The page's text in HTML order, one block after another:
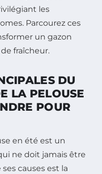
les
Parcourez ces
un gazon
fraîcheur.
DU
LA PELOUSE
POUR
en été est un
ne doit jamais être
causes est la